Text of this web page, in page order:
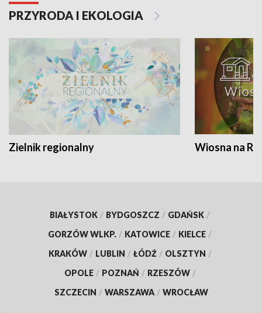
PRZYRODA I EKOLOGIA
Zielnik regionalny Wiosna na
BIAŁYSTOK / BYDGOSZCZ / GDAŃSK /
GORZÓW WLKP. / KATOWICE / KIELCE /
KRAKÓW / LUBLIN / ŁÓDŹ / OLSZTYN /
OPOLE / POZNAŃ / RZESZÓW /
SZCZECIN / WARSZAWA / WROCŁAW